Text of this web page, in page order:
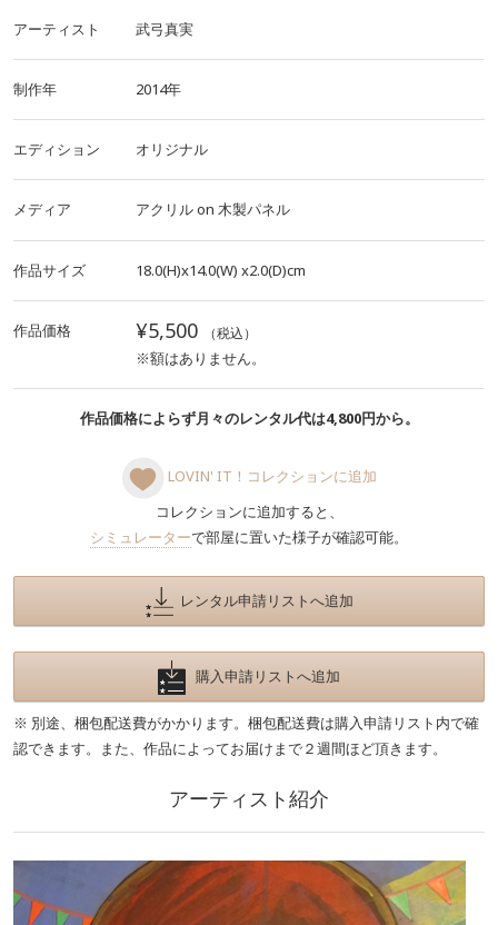
アーティスト 武弓真実
制作年 2014年
エディション オリジナル
メディア アクリルon 木製パネル
作品サイズ 18.0(H)x14.0(W) x2.0(D)cm
作品価格 ¥5,500 （税込）
※額はありません。
作品価格によらず月々のレンタル代は4,800円から。
LOVIN' IT！コレクションに追加
コレクションに追加すると、
シミュレーターで部屋に置いた様子が確認可能。
レンタル申請リストへ追加
購入申請リストへ追加
※ 別途、梱包配送費がかかります。梱包配送費は購入申請リスト内で確
認できます。また、作品によってお届けまで２週間ほど頂きます。
アーティスト紹介